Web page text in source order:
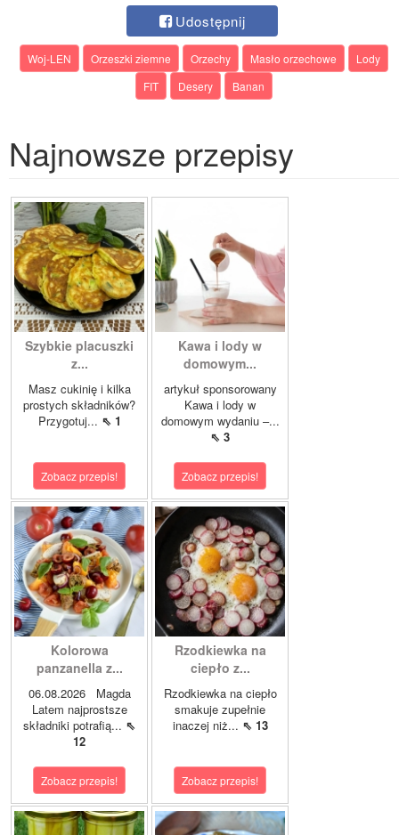
Udostępnij
Woj-LEN Orzeszki ziemne Orzechy Masło orzechowe
Lody
FIT
Desery Banan
Najnowsze przepisy
Szybkie placuszki
z...
Masz cukinię i kilka
prostych składników?
Przygotuj... ⇖ 1
Zobacz przepis!
Kawa i lody w
domowym...
artykuł sponsorowany
Kawa i lody w
domowym wydaniu –...
⇖ 3
Zobacz przepis!
Kolorowa
panzanella z...
06.08.2026 Magda
Latem najprostsze
składniki potrafią... ⇖
12
Zobacz przepis!
Rzodkiewka na
ciepło z...
Rzodkiewka na ciepło
smakuje zupełnie
inaczej niż... ⇖ 13
Zobacz przepis!